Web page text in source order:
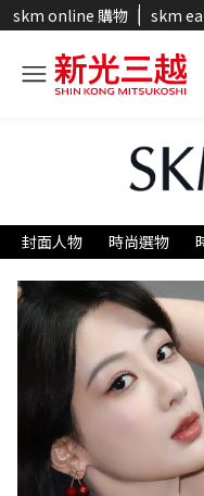
skm online 購物 skm
封面人物 時尚選物